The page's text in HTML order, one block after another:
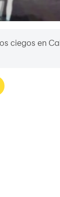
ciegos en